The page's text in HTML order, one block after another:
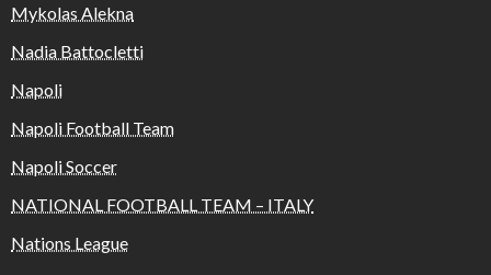
Mykolas Alekna
Nadia Battocletti
Napoli
Napoli Football Team
Napoli Soccer
NATIONAL FOOTBALL TEAM – ITALY
Nations League